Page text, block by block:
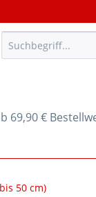
ab 69,90 €
50 cm)